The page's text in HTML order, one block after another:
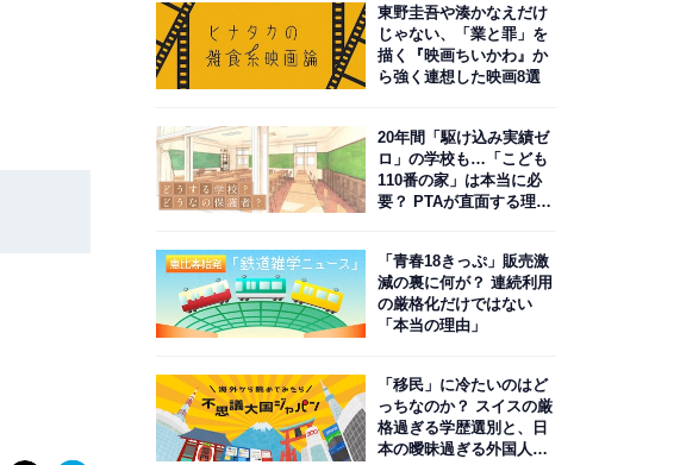
東野圭吾や湊かなえだけ
じゃない、「業と罪」を
描く『映画ちいかわ』か
ら強く連想した映画8選
20年間「駆け込み実績ゼ
ロ」の学校も…「こども
110番の家」は本当に必
要？ PTAが直面する理想
「青春18きっぷ」販売激
減の裏に何が？ 連続利用
の厳格化だけではない
「本当の理由」
「移民」に冷たいのはど
っちなのか？ スイスの厳
格過ぎる学歴選別と、日
本の曖昧過ぎる外国人政